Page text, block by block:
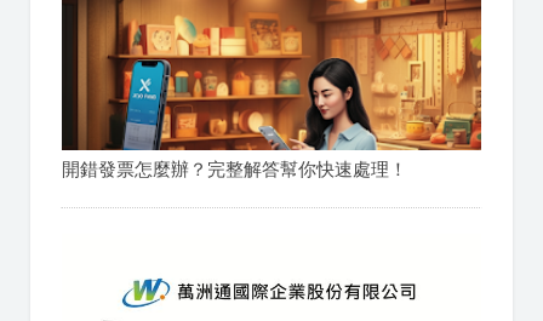
開錯發票怎麼辦？完整解答幫你快速處理！